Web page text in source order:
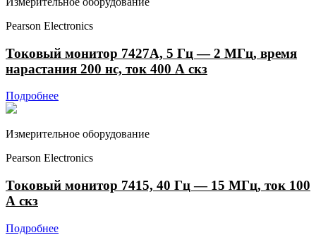
Pearson Electronics
Токовый монитор 7427A, 5 Гц — 2 МГц, время
нарастания 200 нс, ток 400 А скз
Подробнее
Измерительное оборудование
Pearson Electronics
Токовый монитор 7415, 40 Гц — 15 МГц, ток 100
А скз
Подробнее